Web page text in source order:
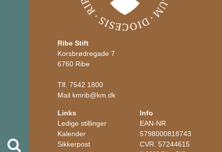
Ribe Stift
Korsbrødregade 7
6760 Ribe
Tlf.7542 1800
Mail kmrib@km.dk
Links
Ledige stillinger
Kalender
Sikkerpost
Info
EAN-NR
5798000818743
CVR. 57244615